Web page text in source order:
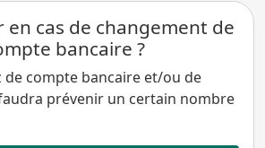
en cas de changement de
bancaire ?
de compte bancaire et/ou de
prévenir un certain nombre